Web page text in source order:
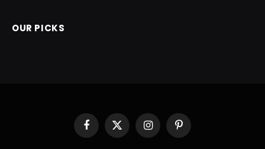
OUR PICKS
Facebook
X
(Twitter)
InstagramPinterest